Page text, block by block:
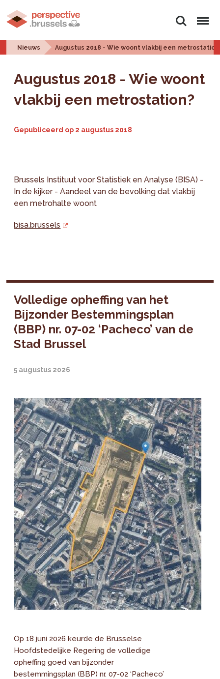
Zoeken Menu
Nieuws Augustus 2018 - Wie woont vlakbij een
Augustus 2018 - Wie woont
vlakbij een metrostation?
Gepubliceerd op 2 augustus 2018
Brussels Instituut voor Statistiek en Analyse (BISA) -
In de kijker - Aandeel van de bevolking dat vlakbij
een metrohalte woont
bisa.brussels
Volledige opheffing van het
Bijzonder Bestemmingsplan
(BBP) nr. 07-02 ‘Pacheco’ van de
Stad Brussel
5 augustus 2026
Op 18 juni 2026 keurde de Brusselse
Hoofdstedelijke Regering de volledige
opheffing goed van bijzonder
bestemmingsplan (BBP) nr. 07-02 ‘Pacheco’